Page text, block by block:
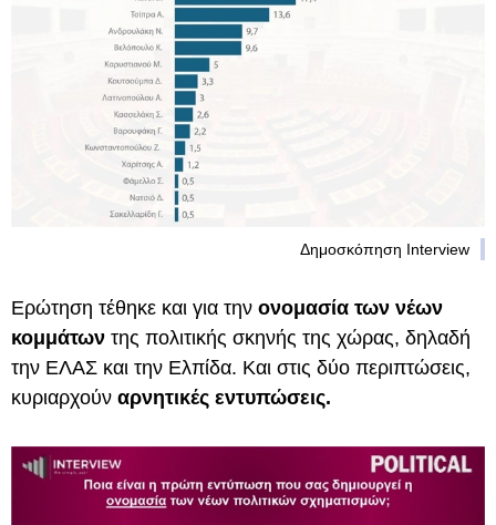
Δημοσκόπηση Interview
Ερώτηση τέθηκε και για την ονομασία των νέων
κομμάτων της πολιτικής σκηνής της χώρας, δηλαδή
την ΕΛΑΣ και την Ελπίδα. Και στις δύο περιπτώσεις,
κυριαρχούν αρνητικές εντυπώσεις.